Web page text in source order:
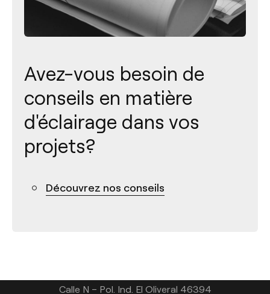
Avez-vous besoin de
conseils en matière
d'éclairage dans vos
projets?
Découvrez nos conseils
Contact
Calle N – Pol. Ind. El Oliveral 46394